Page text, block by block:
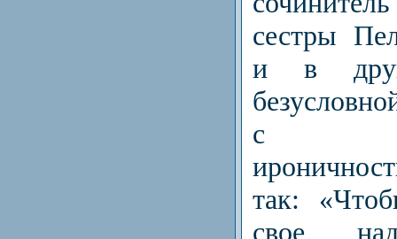
сестры
и в
с
так:
свое,